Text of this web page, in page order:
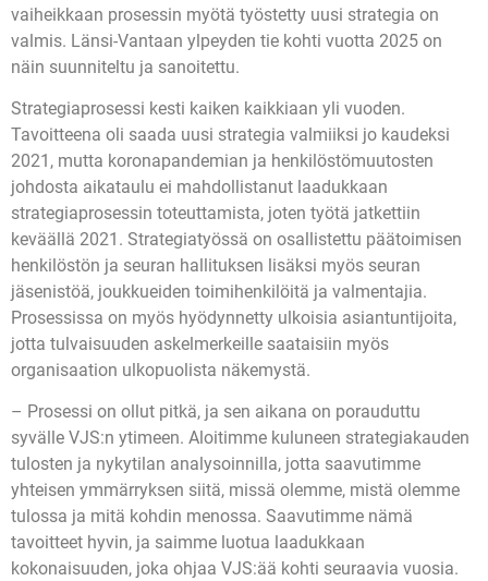
vaiheikkaan prosessin myötä työstetty uusi strategia on
valmis. Länsi-Vantaan ylpeyden tie kohti vuotta 2025 on
näin suunniteltu ja sanoitettu.
Strategiaprosessi kesti kaiken kaikkiaan yli vuoden.
Tavoitteena oli saada uusi strategia valmiiksi jo kaudeksi
2021, mutta koronapandemian ja henkilöstömuutosten
johdosta aikataulu ei mahdollistanut laadukkaan
strategiaprosessin toteuttamista, joten työtä jatkettiin
keväällä 2021. Strategiatyössä on osallistettu päätoimisen
henkilöstön ja seuran hallituksen lisäksi myös seuran
jäsenistöä, joukkueiden toimihenkilöitä ja valmentajia.
Prosessissa on myös hyödynnetty ulkoisia asiantuntijoita,
jotta tulvaisuuden askelmerkeille saataisiin myös
organisaation ulkopuolista näkemystä.
– Prosessi on ollut pitkä, ja sen aikana on porauduttu
syvälle VJS:n ytimeen. Aloitimme kuluneen strategiakauden
tulosten ja nykytilan analysoinnilla, jotta saavutimme
yhteisen ymmärryksen siitä, missä olemme, mistä olemme
tulossa ja mitä kohdin menossa. Saavutimme nämä
tavoitteet hyvin, ja saimme luotua laadukkaan
kokonaisuuden, joka ohjaa VJS:ää kohti seuraavia vuosia.